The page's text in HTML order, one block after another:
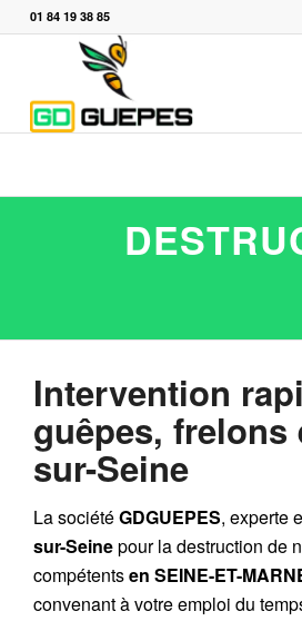
01 84 19 38 85
Intervention
guêpes, frelons
sur-Seine
La sociétéGDGUEPES, experte
sur-Seinepour la destruction de
compétentsen SEINE-ET-
convenant à votre emploi du